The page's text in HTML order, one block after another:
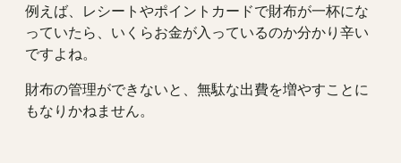
例えば、レシートやポイントカードで財布が一杯にな
っていたら、いくらお金が入っているのか分かり辛い
ですよね。
財布の管理ができないと、無駄な出費を増やすことに
もなりかねません。